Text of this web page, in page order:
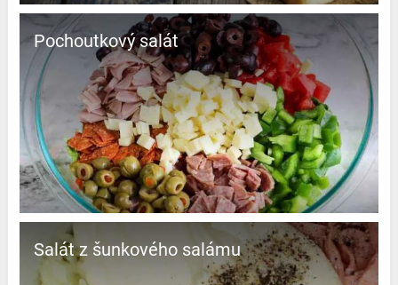
Pochoutkový salát
Salát z šunkového salámu